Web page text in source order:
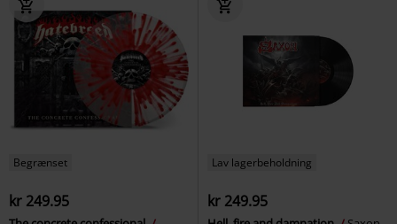
Begrænset
kr 249.95
Lav lagerbeholdning
kr 249.95